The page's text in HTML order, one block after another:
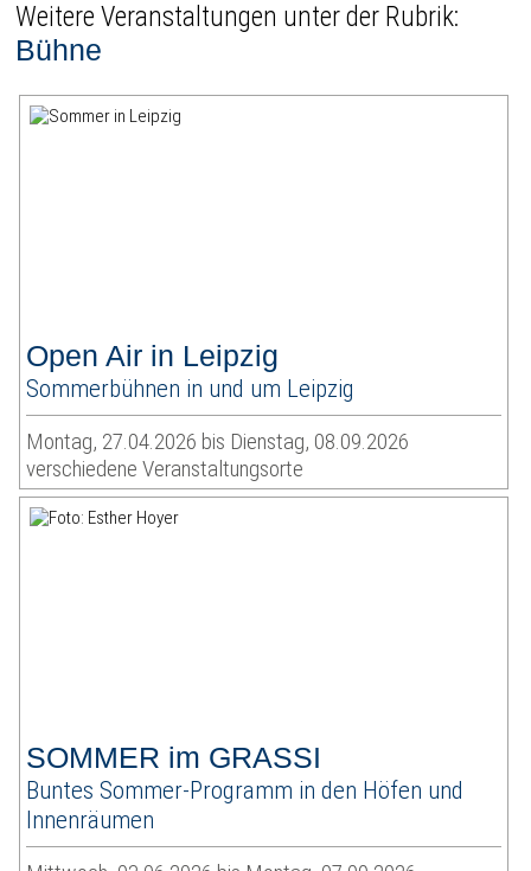
Weitere Veranstaltungen unter der Rubrik:
Bühne
Open Air in Leipzig
Sommerbühnen in und um Leipzig
Montag, 27.04.2026 bis Dienstag, 08.09.2026
verschiedene Veranstaltungsorte
SOMMER im GRASSI
Buntes Sommer-Programm in den Höfen und
Innenräumen